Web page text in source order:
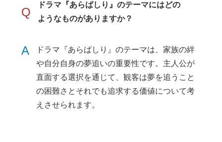
Q
ドラマ『あらばしり』のテーマにはどの
ようなものがありますか？
A
ドラマ『あらばしり』のテーマは、家族の絆
や自分自身の夢追いの重要性です。主人公が
直面する選択を通じて、観客は夢を追うこと
の困難さとそれでも追求する価値について考
えさせられます。